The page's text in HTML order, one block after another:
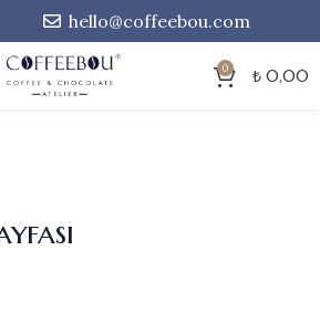
hello@coffeebou.com
0 ₺ 0,00